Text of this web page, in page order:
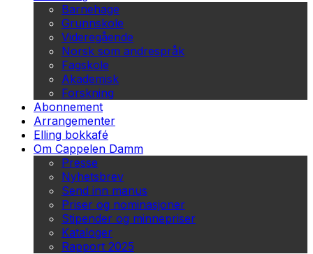
Barnehage
Grunnskole
Videregående
Norsk som andrespråk
Fagskole
Akademisk
Forskning
Abonnement
Arrangementer
Elling bokkafé
Om Cappelen Damm
Presse
Nyhetsbrev
Send inn manus
Priser og nominasjoner
Stipender og minnepriser
Kataloger
Rapport 2025